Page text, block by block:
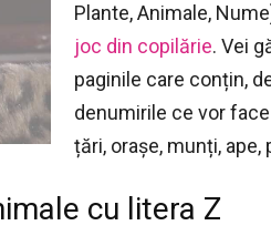
Plante, Animale,
joc din copilărie. Vei
paginile care conțin,
denumirile ce vor
țări, orașe, munți, ape,
cu litera Z